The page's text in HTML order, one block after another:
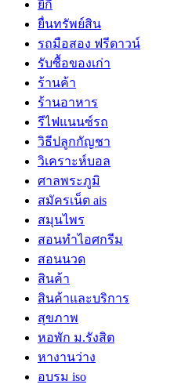
ยี่กี
ยื่นทรัพย์สิน
รถมือสอง ฟรีดาวน์
รับซื้อของเก่า
ร้านค้า
ร้านอาหาร
รีไฟแนนซ์รถ
วิธีปลูกกัญชา
วิเคราะห์บอล
ศาลพระภูมิ
สมัครเน็ต ais
สมุนไพร
สอนทำไอศกรีม
สอนนวด
สินค้า
สินค้าและบริการ
สุขภาพ
หอพัก ม.รังสิต
หางานว่าง
อบรม iso